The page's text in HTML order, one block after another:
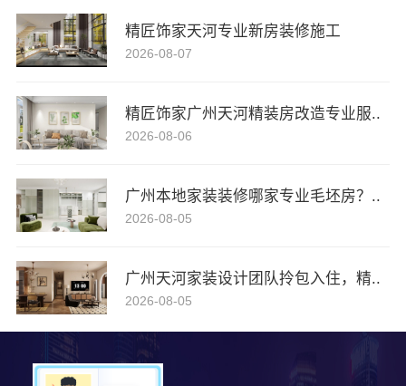
精匠饰家天河专业新房装修施工
2026-08-07
精匠饰家广州天河精装房改造专业服..
2026-08-06
广州本地家装装修哪家专业毛坯房？..
2026-08-05
广州天河家装设计团队拎包入住，精..
2026-08-05